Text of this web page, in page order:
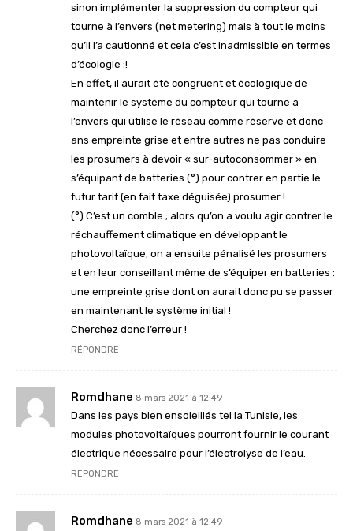
sinon implémenter la suppression du compteur qui
tourne à l’envers (net metering) mais à tout le moins
qu’il l’a cautionné et cela c’est inadmissible en termes
d’écologie :!
En effet, il aurait été congruent et écologique de
maintenir le système du compteur qui tourne à
l’envers qui utilise le réseau comme réserve et donc
ans empreinte grise et entre autres ne pas conduire
les prosumers à devoir « sur-autoconsommer » en
s’équipant de batteries (°) pour contrer en partie le
futur tarif (en fait taxe déguisée) prosumer !
(°) C’est un comble ;:alors qu’on a voulu agir contrer le
réchauffement climatique en développant le
photovoltaïque, on a ensuite pénalisé les prosumers
et en leur conseillant même de s’équiper en batteries :
une empreinte grise dont on aurait donc pu se passer
en maintenant le système initial !
Cherchez donc l’erreur !
RÉPONDRE
Romdhane 8 mars 2021 à 12:49
Dans les pays bien ensoleillés tel la Tunisie, les
modules photovoltaïques pourront fournir le courant
électrique nécessaire pour l’électrolyse de l’eau.
RÉPONDRE
Romdhane 8 mars 2021 à 12:49